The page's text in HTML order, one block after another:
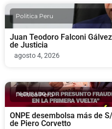
Politica Peru
Juan Teodoro Falconi
de Justicia
agosto 4, 2026
Politica Peru
ONPE desembolsa más de
de Piero Corvetto